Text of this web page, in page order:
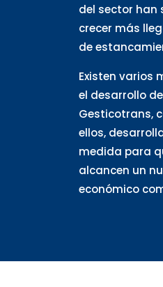
del sector han
crecer más
de
Existen varios
el desarrollo
Gesticotrans,
ellos,
medida para
alcancen un
económico